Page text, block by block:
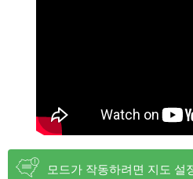
모드가 작동하려면 지도 설